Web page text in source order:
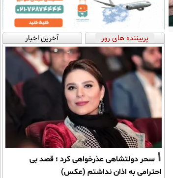
پربیننده های روز آخرین اخبار
1 سحر دولتشاهی عذرخواهی کرد ؛ قصد بی
احترامی به اذان نداشتم (عکس)